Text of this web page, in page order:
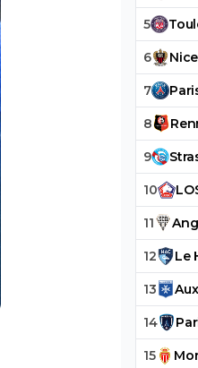
5
6 Nice
7
8
9
10
11
12 Le
13
14
15